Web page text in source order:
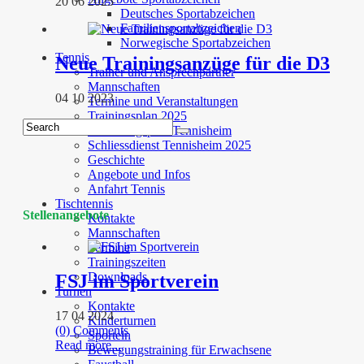
Deutsches Sportabzeichen
Familiensportabzeichen
Norwegische Sportabzeichen
Tennis
Trainer und Ansprechpartner
Mannschaften
Termine und Veranstaltungen
Trainingsplan 2025
Bewirtungsplan Tennisheim
Schliessdienst Tennisheim 2025
Geschichte
Angebote und Infos
Anfahrt Tennis
Tischtennis
Kontakte
Mannschaften
Termine
Trainingszeiten
Downloads
Turnen
Kontakte
Kinderturnen
Sporteln
Bewegungstraining für Erwachsene
Neue Trainingsanzüge für die D3
04 10 2023
Stellenangebote
FSJ im Sportverein
17 04 2024
(0) Comments
Read more...